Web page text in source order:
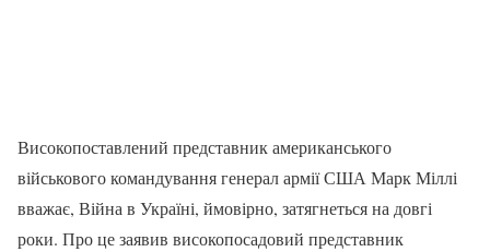
Високопоставлений представник американського
військового командування генерал армії США Марк Міллі
вважає, Війна в Україні, ймовірно, затягнеться на довгі
роки. Про це заявив високопосадовий представник